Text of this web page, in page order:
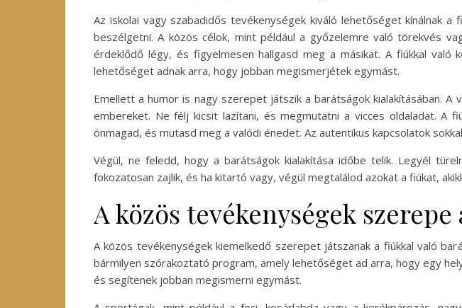
Az iskolai vagy szabadidős tevékenységek kiváló lehetőséget kínálnak
beszélgetni. A közös célok, mint például a győzelemre való törekvés
érdeklődő légy, és figyelmesen hallgasd meg a másikat. A fiúkkal
lehetőséget adnak arra, hogy jobban megismerjétek egymást.
Emellett a humor is nagy szerepet játszik a barátságok kialakításában.
embereket. Ne félj kicsit lazítani, és megmutatni a vicces oldaladat. A
önmagad, és mutasd meg a valódi énedet. Az autentikus kapcsolatok
Végül, ne feledd, hogy a barátságok kialakítása időbe telik. Legyél
fokozatosan zajlik, és ha kitartó vagy, végül megtalálod azokat a fiúkat,
A közös tevékenységek szerepe
A közös tevékenységek kiemelkedő szerepet játszanak a fiúkkal való
bármilyen szórakoztató program, amely lehetőséget ad arra, hogy egy
és segítenek jobban megismerni egymást.